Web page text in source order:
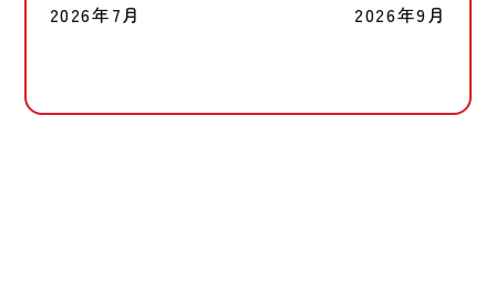
2026年7月 2026年9月